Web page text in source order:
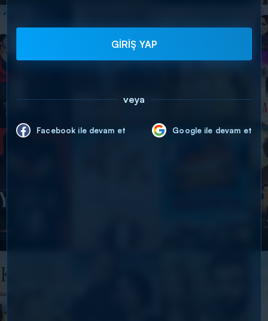
GİRİŞ YAP
veya
Facebook ile devam et Google ile devam et